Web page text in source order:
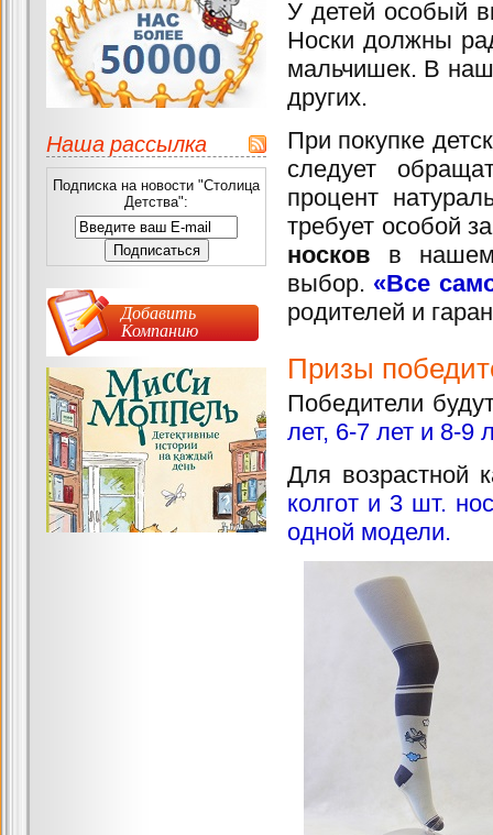
У детей особый
Носки должны
мальчишек. В
других.
При покупке
следует
процент
требует особой
носков в нашем
выбор. «Все
родителей и
Призы
Победители
лет, 6-7 лет и 8-9
Для возрастной
колгот и 3 шт.
одной модели.
Наша рассылка
Подписка на новости "Столица
Детства":
Добавить
Компанию